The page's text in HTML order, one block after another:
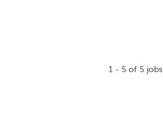
1 - 5 of 5 jobs